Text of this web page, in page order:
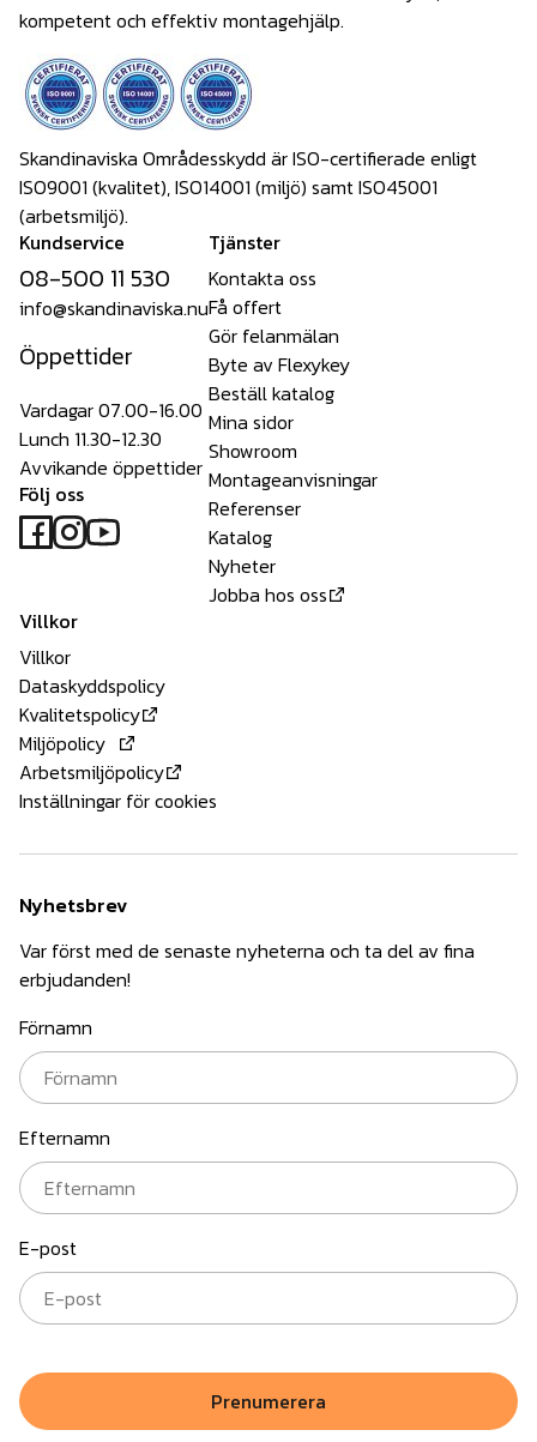
kompetent och effektiv montagehjälp.
Skandinaviska Områdesskydd är ISO-certifierade enligt
ISO9001 (kvalitet), ISO14001 (miljö) samt ISO45001
(arbetsmiljö).
Kundservice
08-500 11 530
info@skandinaviska.nu
Öppettider
Vardagar 07.00-16.00
Lunch 11.30-12.30
Avvikande öppettider
Följ oss
Tjänster
Kontakta oss
Få offert
Gör felanmälan
Byte av Flexykey
Beställ katalog
Mina sidor
Showroom
Montageanvisningar
Referenser
Katalog
Nyheter
Jobba hos oss
Villkor
Villkor
Dataskyddspolicy
Kvalitetspolicy
Miljöpolicy
Arbetsmiljöpolicy
Inställningar för cookies
Nyhetsbrev
Var först med de senaste nyheterna och ta del av fina
erbjudanden!
Förnamn
Efternamn
E-post
Prenumerera